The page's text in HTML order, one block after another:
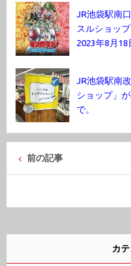
JR池袋駅南
スルショッ
2023年8月18
JR池袋駅南
ショップ」
で。
前の記事
カ